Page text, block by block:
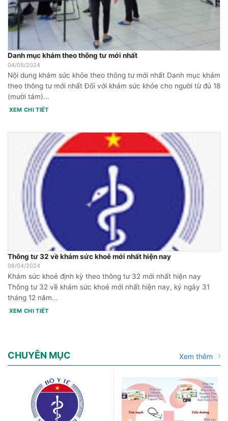
Danh mục khám theo thông tư mới nhất
04/05/2024
Nội dung khám sức khỏe theo thông tư mới nhất Danh mục khám
theo thông tư mới nhất Đối với khám sức khỏe cho người từ đủ 18
(mười tám)...
XEM CHI TIẾT
Thông tư 32 về khám sức khoẻ mới nhất hiện nay
08/04/2024
Khám sức khoẻ định kỳ theo thông tư 32 mới nhất hiện nay
Thông tư 32 về khám sức khoẻ mới nhất hiện nay, ký ngày 31
tháng 12 năm...
XEM CHI TIẾT
CHUYÊN MỤC Xem thêm